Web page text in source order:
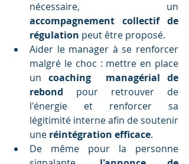
accompagnement collectif de
régulation peut être proposé.
Aider le manager à se renforcer
malgré le choc : mettre en place
un coaching  managérial de
rebond pour retrouver de
l'énergie et renforcer sa
légitimité interne afin de soutenir
une réintégration efficace.
De même pour la personne